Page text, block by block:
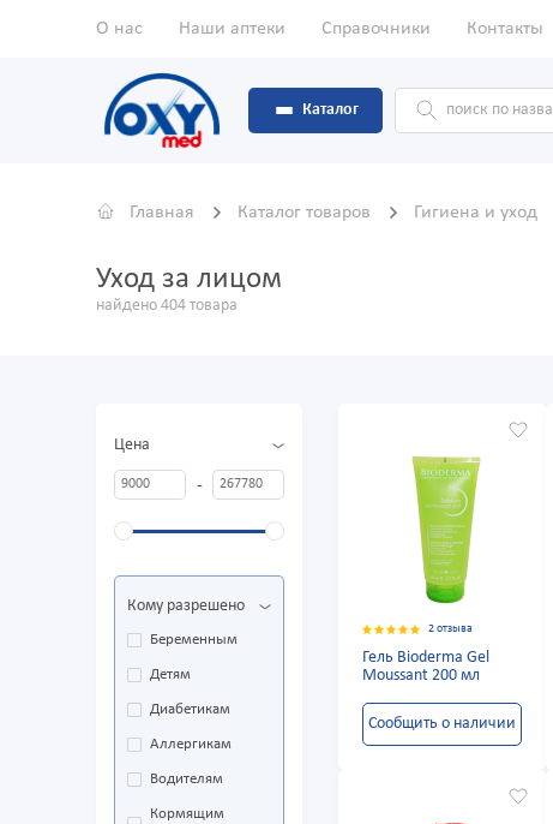
О нас Наши аптеки Справочники Контакты
Каталог
Главная Каталог товаров Гигиена и уход
Уход за лицом
найдено 404 товара
Цена
-
Кому разрешено
Беременным
Детям
Диабетикам
Аллергикам
Водителям
Кормящим
2 отзыва
Гель Bioderma Gel
Moussant 200 мл
Сообщить о наличии